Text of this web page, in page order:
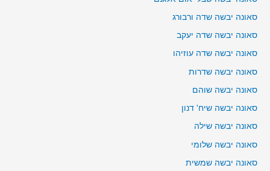
סאונה יבשה שדה ורבורג
סאונה יבשה שדה יעקב
סאונה יבשה שדה עוזיהו
סאונה יבשה שדרות
סאונה יבשה שוהם
סאונה יבשה שיח' דנון
סאונה יבשה שילה
סאונה יבשה שלומי
סאונה יבשה שמשית